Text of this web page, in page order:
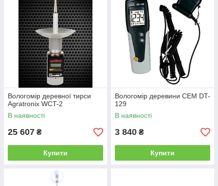
Вологомір деревної тирси
Agratronix WCT-2
В наявності
25 607 ₴
Купити
Вологомір деревини CEM DT-
129
В наявності
3 840 ₴
Купити